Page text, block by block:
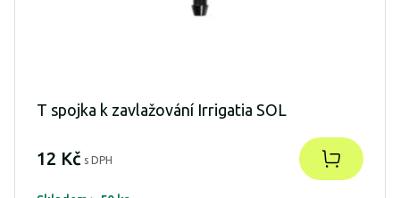
T spojka k zavlažování Irrigatia SOL
12 Kč s DPH